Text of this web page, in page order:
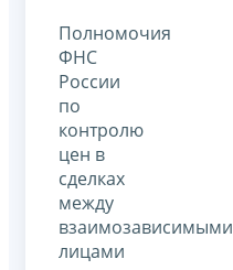
Полномочия
ФНС
России
по
контролю
цен в
сделках
между
взаимозависимыми
лицами